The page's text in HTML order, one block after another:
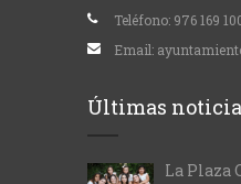
Teléfono: 976 169
Email:
Últimas
La Plaza